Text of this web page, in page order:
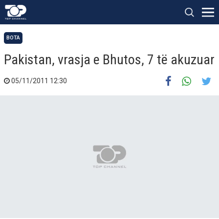
BOTA
Pakistan, vrasja e Bhutos, 7 të akuzuar
05/11/2011 12:30